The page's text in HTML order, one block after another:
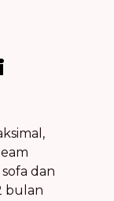
dan
bulan